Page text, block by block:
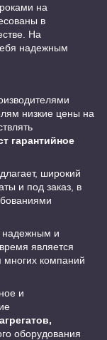
на
в
На
надежным
низкие цены на
гарантийное
широкий
и под заказ, в
надежным и
является
компаний
и
оборудования